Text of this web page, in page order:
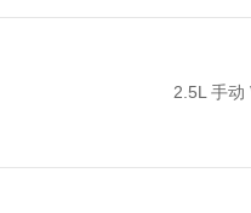
2.5L 手动